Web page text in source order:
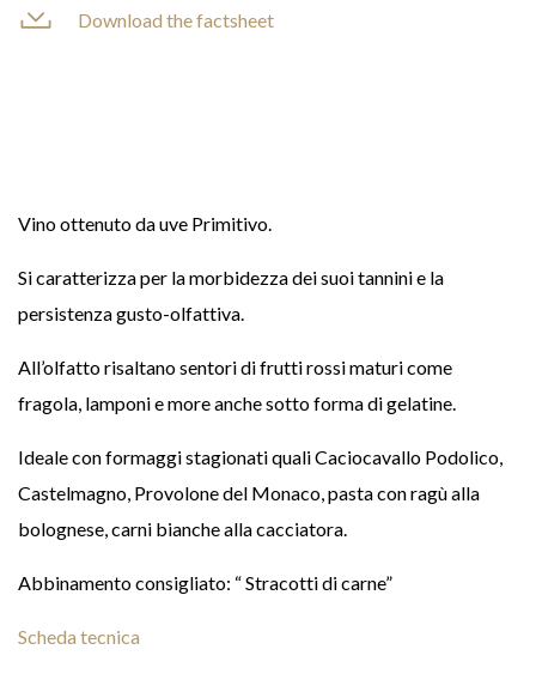
Download the factsheet
Vino ottenuto da uve Primitivo.
Si caratterizza per la morbidezza dei suoi tannini e la
persistenza gusto-olfattiva.
All’olfatto risaltano sentori di frutti rossi maturi come
fragola, lamponi e more anche sotto forma di gelatine.
Ideale con formaggi stagionati quali Caciocavallo Podolico,
Castelmagno, Provolone del Monaco, pasta con ragù alla
bolognese, carni bianche alla cacciatora.
Abbinamento consigliato: “ Stracotti di carne”
Scheda tecnica